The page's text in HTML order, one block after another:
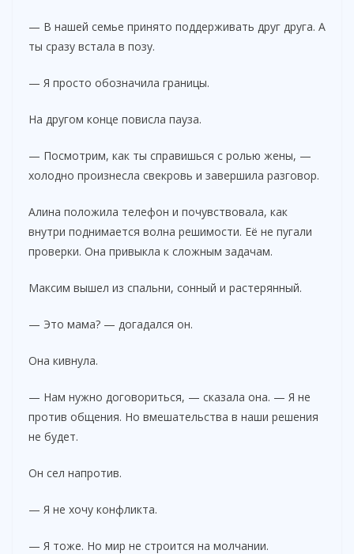
— В нашей семье принято поддерживать друг друга. А
ты сразу встала в позу.
— Я просто обозначила границы.
На другом конце повисла пауза.
— Посмотрим, как ты справишься с ролью жены, —
холодно произнесла свекровь и завершила разговор.
Алина положила телефон и почувствовала, как
внутри поднимается волна решимости. Её не пугали
проверки. Она привыкла к сложным задачам.
Максим вышел из спальни, сонный и растерянный.
— Это мама? — догадался он.
Она кивнула.
— Нам нужно договориться, — сказала она. — Я не
против общения. Но вмешательства в наши решения
не будет.
Он сел напротив.
— Я не хочу конфликта.
— Я тоже. Но мир не строится на молчании.